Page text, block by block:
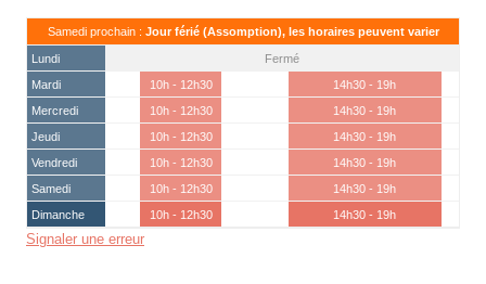
Samedi prochain : Jour férié (Assomption), les horaires peuvent varier
Lundi
Fermé
Mardi
10h - 12h30
14h30 - 19h
Mercredi
10h - 12h30
14h30 - 19h
Jeudi
10h - 12h30
14h30 - 19h
Vendredi
10h - 12h30
14h30 - 19h
Samedi
10h - 12h30
14h30 - 19h
Dimanche
10h - 12h30 14h30 - 19h
Signaler une erreur